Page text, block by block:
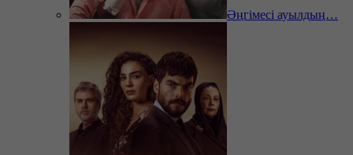
Әңгімесі ауылдың…